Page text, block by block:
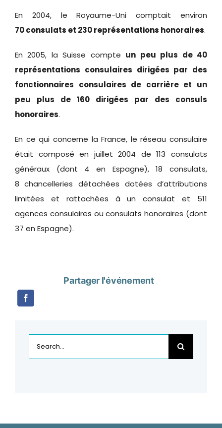
En 2004, le Royaume-Uni comptait environ
70 consulats et 230 représentations honoraires.
En 2005, la Suisse compte un peu plus de 40
représentations consulaires dirigées par des
fonctionnaires consulaires de carrière et un
peu plus de 160 dirigées par des consuls
honoraires.
En ce qui concerne la France, le réseau consulaire
était composé en juillet 2004 de 113 consulats
généraux (dont 4 en Espagne), 18 consulats,
8 chancelleries détachées dotées d’attributions
limitées et rattachées à un consulat et 511
agences consulaires ou consulats honoraires (dont
37 en Espagne).
Partager l'événement